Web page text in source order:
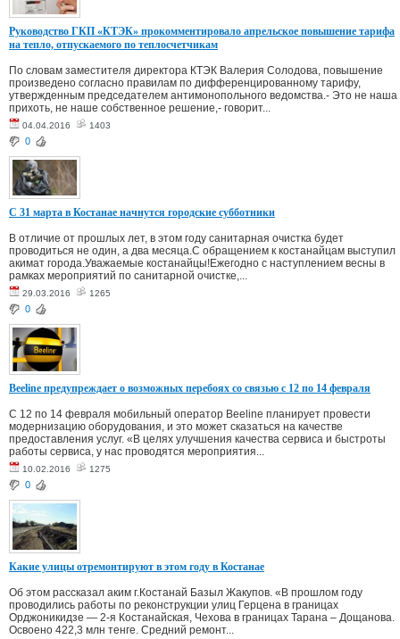
Руководство ГКП «КТЭК» прокомментировало апрельское повышение тарифа
на тепло, отпускаемого по теплосчетчикам
По словам заместителя директора КТЭК Валерия Солодова, повышение
произведено согласно правилам по дифференцированному тарифу,
утвержденным председателем антимонопольного ведомства.- Это не наша
прихоть, не наше собственное решение,- говорит...
04.04.2016 1403
0
С 31 марта в Костанае начнутся городские субботники
В отличие от прошлых лет, в этом году санитарная очистка будет
проводиться не один, а два месяца.С обращением к костанайцам выступил
акимат города.Уважаемые костанайцы!Ежегодно с наступлением весны в
рамках мероприятий по санитарной очистке,...
29.03.2016 1265
0
Beeline предупреждает о возможных перебоях со связью с 12 по 14 февраля
C 12 по 14 февраля мобильный оператор Beeline планирует провести
модернизацию оборудования, и это может сказаться на качестве
предоставления услуг. «В целях улучшения качества сервиса и быстроты
работы сервиса, у нас проводятся мероприятия...
10.02.2016 1275
0
Какие улицы отремонтируют в этом году в Костанае
Об этом рассказал аким г.Костанай Базыл Жакупов. «В прошлом году
проводились работы по реконструкции улиц Герцена в границах
Орджоникидзе — 2-я Костанайская, Чехова в границах Тарана – Дощанова.
Освоено 422,3 млн тенге. Средний ремонт...